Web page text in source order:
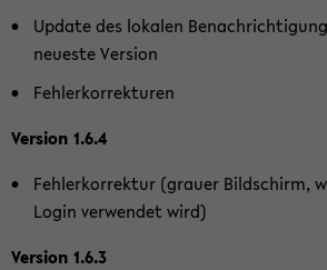
Up­date des lo­ka­len
neu­es­te Ver­si­on
Feh­ler­kor­rek­tu­ren
Ver­si­on 1.6.4
Feh­ler­kor­rek­tur (grau­er Bild­schirm,
Login ver­wen­det wird)
Ver­si­on 1.6.3